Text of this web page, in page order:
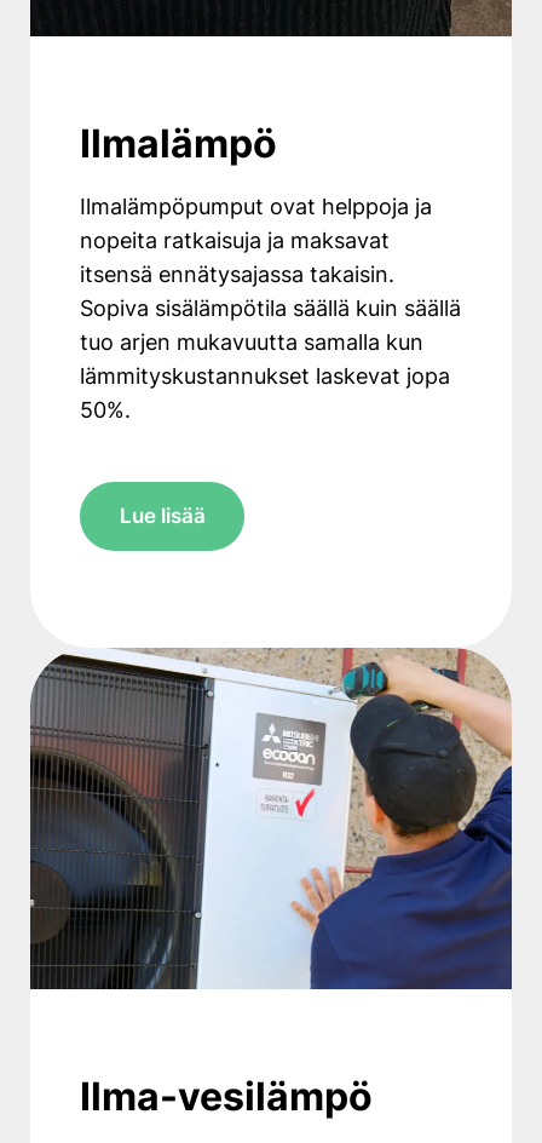
Ilmalämpö
Ilmalämpöpumput ovat helppoja ja
nopeita ratkaisuja ja maksavat
itsensä ennätysajassa takaisin.
Sopiva sisälämpötila säällä kuin säällä
tuo arjen mukavuutta samalla kun
lämmityskustannukset laskevat jopa
50%.
Lue lisää
Ilma-vesilämpö